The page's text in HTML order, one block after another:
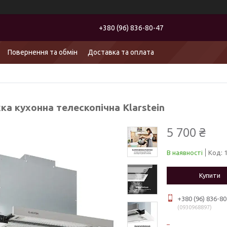
+380 (96) 836-80-47
Повернення та обмін Доставка та оплата
кухонна телескопічна Klarstein
5 700 ₴
В наявності Код:
Купити
+380 (96) 836-
0930968897